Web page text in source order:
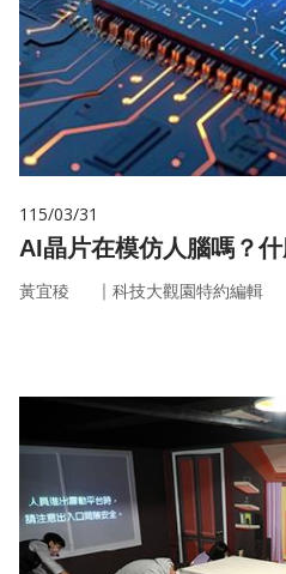
115/03/31
AI晶片在模仿人腦嗎？
黃宜稜 ｜ 科技大觀園特約編輯